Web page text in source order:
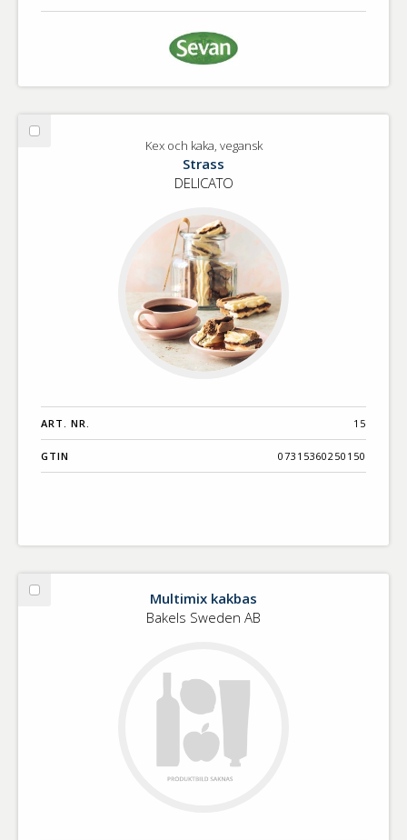
Välj
Kex och kaka, vegansk
Strass
DELICATO
ART. NR. 15
GTIN 07315360250150
Välj
Multimix kakbas
Bakels Sweden AB